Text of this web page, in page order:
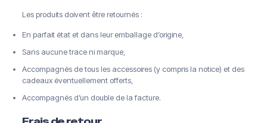
Les produits doivent être retournés :
En parfait état et dans leur emballage d’origine,
Sans aucune trace ni marque,
Accompagnés de tous les accessoires (y compris la notice) et des
cadeaux éventuellement offerts,
Accompagnés d’un double de la facture.